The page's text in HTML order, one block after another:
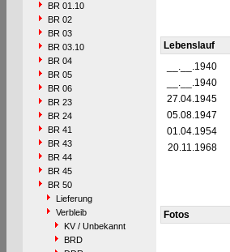
BR 01.10
BR 02
BR 03
BR 03.10
BR 04
BR 05
BR 06
BR 23
BR 24
BR 41
BR 43
BR 44
BR 45
BR 50
Lieferung
Verbleib
KV / Unbekannt
BRD
Lebenslauf
__.__.1940
__.__.1940
27.04.1945
05.08.1947
01.04.1954
20.11.1968
Fotos